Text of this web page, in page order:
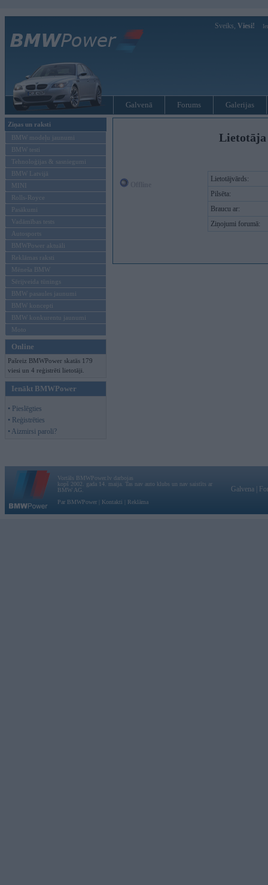
Sveiks, Viesi!
Galvenā Forums Galerijas
Ziņas un raksti
BMW modeļu jaunumi
BMW testi
Tehnoloģijas & sasniegumi
BMW Latvijā
MINI
Rolls-Royce
Pasākumi
Vadāmības tests
Autosports
BMWPower aktuāli
Reklāmas raksti
Mēneša BMW
Sērijveida tūnings
BMW pasaules jaunumi
BMW koncepti
BMW konkurentu jaunumi
Moto
Online
Pašreiz BMWPower skatās 179
viesi un 4 reģistrēti lietotāji.
Ienākt BMWPower
• Pieslēgties
• Reģistrēties
• Aizmirsi paroli?
Lietotājvārds:
Pilsēta:
Braucu ar:
Ziņojumi forumā:
Vortāls BMWPower.lv darbojas
kopš 2002. gada 14. maija. Tas nav auto klubs un nav saistīts ar
BMW AG.
Par BMWPower
Kontakti Reklāma
Galvena